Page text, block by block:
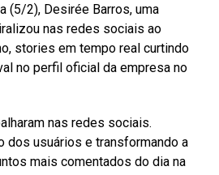
(5/2), Desirée Barros, uma
nas redes sociais ao
stories em tempo real curtindo
no perfil oficial da empresa no
nas redes sociais.
dos usuários e transformando a
mais comentados do dia na